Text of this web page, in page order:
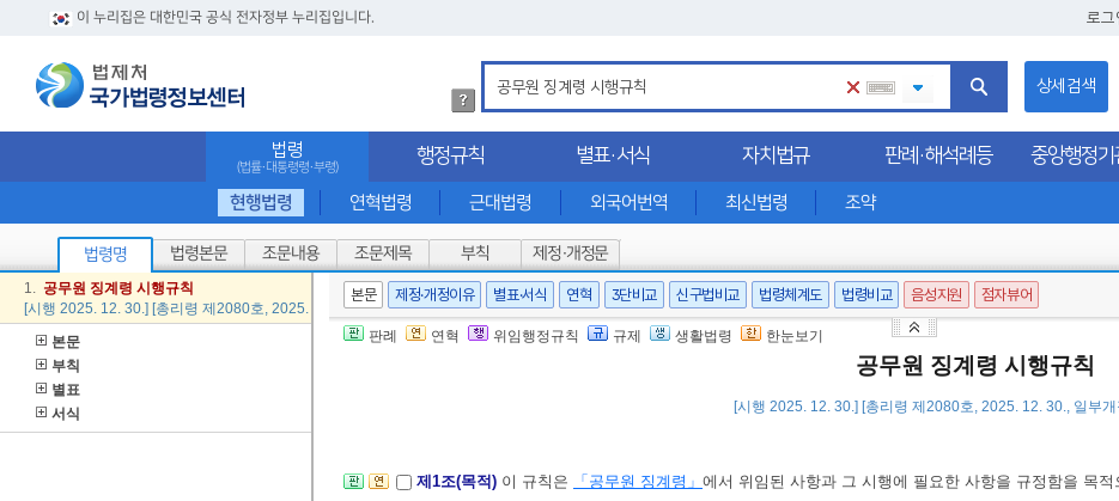
이 누리집은 대한민국 공식 전자정부 누리집입니다. 로그
글씨
글씨
글씨
법
령
검
색
세
내
용
확
인
상세검색
법령
(법률·대통령령·부령)
현행법령 연혁법령 근대법령 외국어번역 최신법령 조약
행정규칙 별표·서식 자치법규 판례·해석례등 중앙행정기
법령명 법령본문 조문내용 조문제목 부칙 제정·개정문
1. 공무원 징계 령 시행규칙
[시행 2025. 12. 30.] [총리령 제2080호, 2025. 12. 30., 일부개정]
본문
부칙
별표
서식
본문 제정·개정이유 별표·서식 연혁 3단비교 신구법비교 법령체계도 법령비교 음성지원 점자뷰어
판례 연혁 위임행정규칙 규제 생활법령 한눈보기
공무원 징계령 시행규칙
[시행 2025. 12. 30.] [총리령 제2080호, 2025. 12. 30., 일부개
제1조(목적) 이 규칙은 「공무원 징계령」 에서 위임된 사항과 그 시행에 필요한 사항을 규정함을 목적